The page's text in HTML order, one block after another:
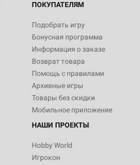
ПОКУПАТЕЛЯМ
Подобрать игру
Бонусная программа
Информация о заказе
Возврат товара
Помощь с правилами
Архивные игры
Товары без скидки
Мобильное приложение
НАШИ ПРОЕКТЫ
Hobby World
Игрокон